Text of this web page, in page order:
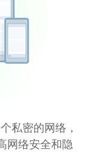
私密的网络，
网络安全和隐